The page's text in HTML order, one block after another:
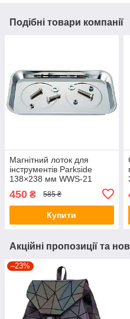
Подібні товари компанії
Магнітний лоток для
інструментів Parkside
138×238 мм WWS-21
450 ₴ 585 ₴
Купити
Акційні пропозиції та
–23%